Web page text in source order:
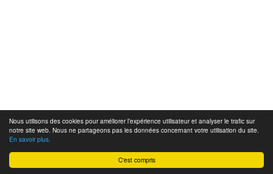
C'est compris
Nous utilisons des cookies pour améliorer l’expérience utilisateur et analyser le trafic sur
notre site web. Nous ne partageons pas les données concernant votre utilisation du site.
En savoir plus.